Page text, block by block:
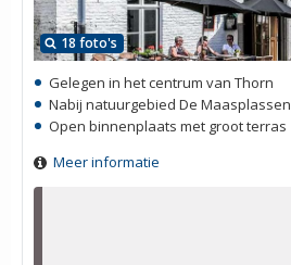
18 foto's
Gelegen in het centrum van Thorn
Nabij natuurgebied De Maasplassen
Open binnenplaats met groot terras
Meer informatie